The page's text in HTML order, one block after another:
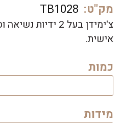
מק"ט: TB1028
צ'ימידן בעל 2
אישית.
כמות
מידות